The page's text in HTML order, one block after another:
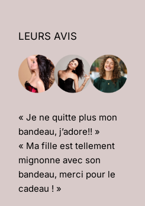
LEURS AVIS
« Je ne quitte plus mon
bandeau, j’adore!! »
« Ma fille est tellement
mignonne avec son
bandeau, merci pour le
cadeau ! »